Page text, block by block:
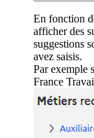
En fonction
afficher des
suggestions
avez saisis.
Par exemple
France